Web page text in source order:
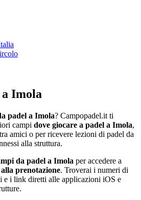
a Imola
padel a Imola? Campopadel.it ti
campi dove giocare a padel a Imola,
amici o per ricevere lezioni di padel da
alla struttura.
da padel a Imola per accedere a
prenotazione. Troverai i numeri di
i link diretti alle applicazioni iOS e